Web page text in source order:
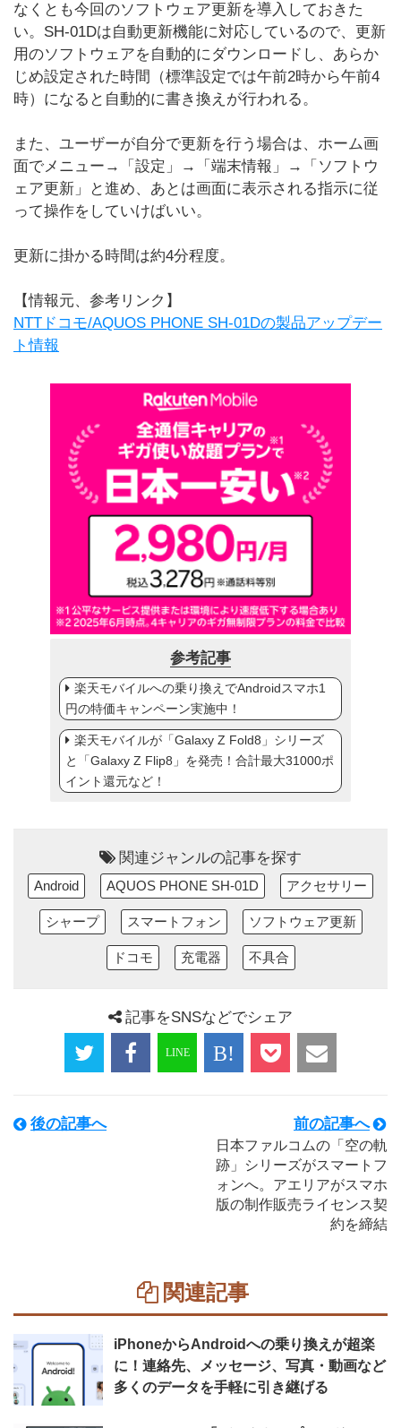
なくとも今回のソフトウェア更新を導入しておきた
い。SH-01Dは自動更新機能に対応しているので、更新
用のソフトウェアを自動的にダウンロードし、あらか
じめ設定された時間（標準設定では午前2時から午前4
時）になると自動的に書き換えが行われる。
また、ユーザーが自分で更新を行う場合は、ホーム画
面でメニュー→「設定」→「端末情報」→「ソフトウ
ェア更新」と進め、あとは画面に表示される指示に従
って操作をしていけばいい。
更新に掛かる時間は約4分程度。
【情報元、参考リンク】
NTTドコモ/AQUOS PHONE SH-01Dの製品アップデー
ト情報
参考記事
楽天モバイルへの乗り換えでAndroidスマホ1
円の特価キャンペーン実施中！
楽天モバイルが「Galaxy Z Fold8」シリーズ
と「Galaxy Z Flip8」を発売！合計最大31000ポ
イント還元など！
関連ジャンルの記事を探す
Android AQUOS PHONE SH-01D アクセサリー
シャープ スマートフォン ソフトウェア更新
ドコモ 充電器 不具合
記事をSNSなどでシェア
後の記事へ 前の記事へ
日本ファルコムの「空の軌
跡」シリーズがスマートフ
ォンへ。アエリアがスマホ
版の制作販売ライセンス契
約を締結
関連記事
iPhoneからAndroidへの乗り換えが超楽
に！連絡先、メッセージ、写真・動画など
多くのデータを手軽に引き継げる